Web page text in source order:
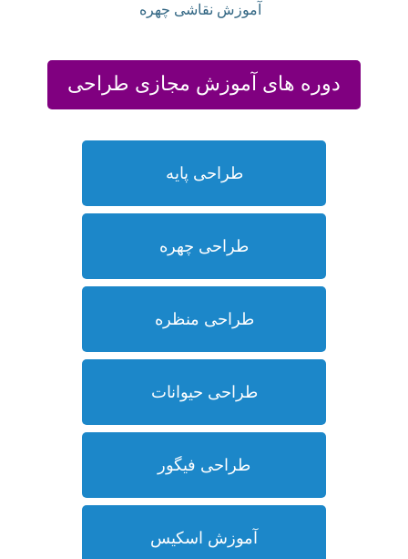
آموزش نقاشی چهره
دوره های آموزش مجازی طراحی
طراحی پایه
طراحی چهره
طراحی منظره
طراحی حیوانات
طراحی فیگور
آموزش اسکیس